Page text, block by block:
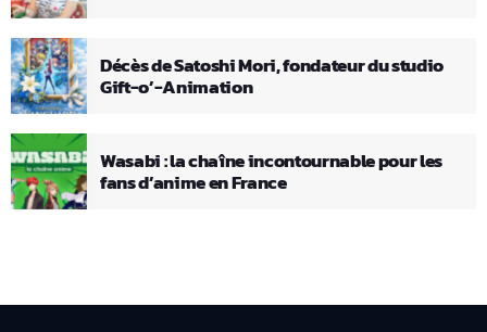
Décès de Satoshi Mori, fondateur du studio
Gift-o’-Animation
Wasabi : la chaîne incontournable pour les
fans d’anime en France